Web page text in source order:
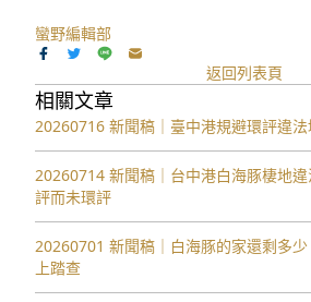
蠻野編輯部
返回列表頁
相關文章
20260716 新聞稿｜臺中港規避環評違
20260714 新聞稿｜台中港白海豚棲地
評而未環評
20260701 新聞稿｜白海豚的家還剩多
上踏查